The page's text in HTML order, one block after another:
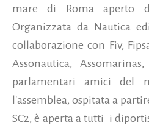
mare di Roma aperto
Organizzata da Nautica
collaborazione con Fiv,
Assonautica,
parlamentari amici del
l'assemblea, ospitata a
SC2, è aperta a tutti i